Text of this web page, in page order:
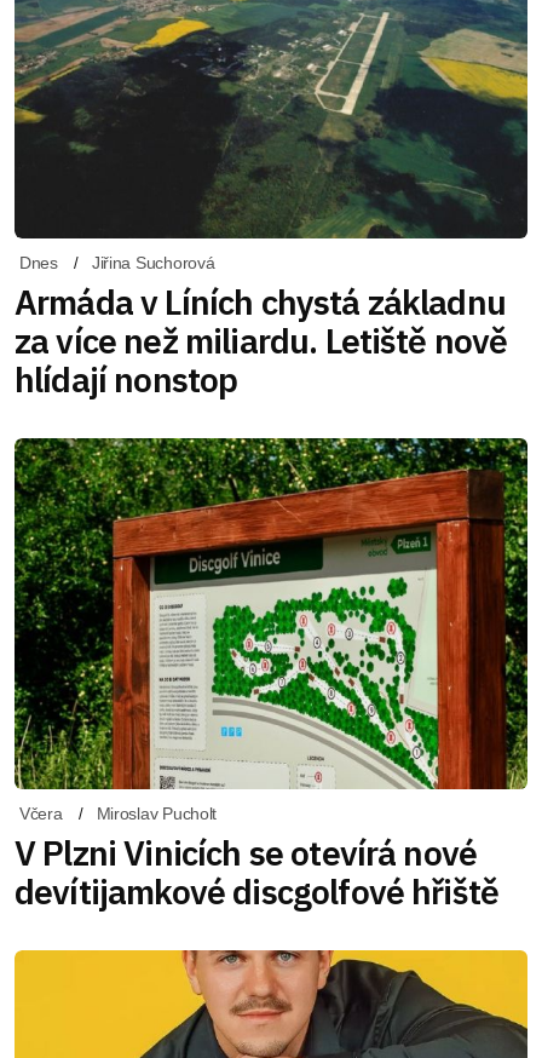
Dnes Jiřina Suchorová
Armáda v Líních chystá základnu
za více než miliardu. Letiště nově
hlídají nonstop
Včera Miroslav Pucholt
V Plzni Vinicích se otevírá nové
devítijamkové discgolfové hřiště